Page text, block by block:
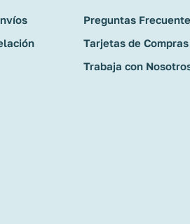
Preguntas
Tarjetas de Compras
Trabaja con